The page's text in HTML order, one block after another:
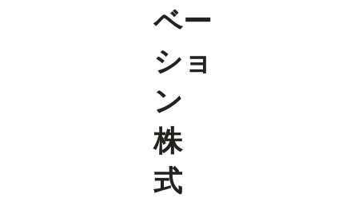
ベー
ショ
ン
株
式